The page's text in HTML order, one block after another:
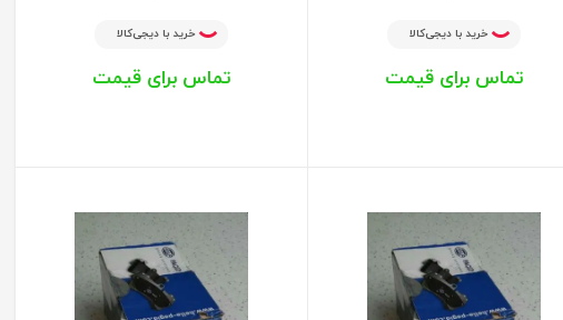
خرید با دیجی‌کالا
تماس برای قیمت
خرید با دیجی‌کالا
تماس برای قیمت